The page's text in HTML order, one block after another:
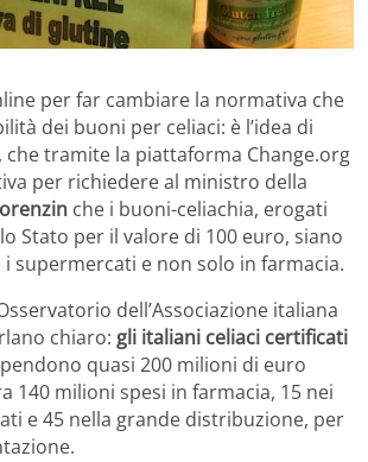
per far cambiare la normativa che
dei buoni per celiaci: è l’idea di
, che tramite la piattaforma Change.org
per richiedere al ministro della
che i buoni-celiachia, erogati
Stato per il valore di 100 euro, siano
supermercati e non solo in farmacia.
dell’Associazione italiana
chiaro: gli italiani celiaci certificati
quasi 200 milioni di euro
140 milioni spesi in farmacia, 15 nei
e 45 nella grande distribuzione, per